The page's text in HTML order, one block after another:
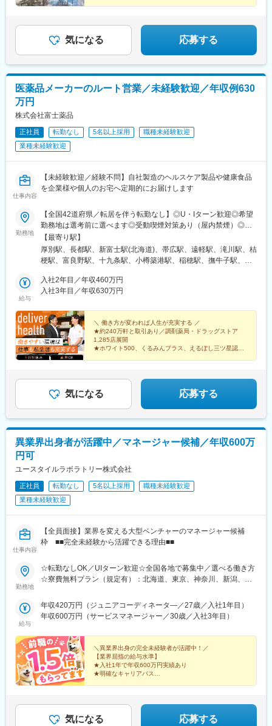
気になる 応募する
医薬品メーカーのルート営業／未経験歓迎／年収例630
万円
株式会社富士薬品
正社員 転勤なし 5名以上採用
職種未経験歓迎
業種未経験歓迎
仕事内容
【未経験歓迎／経験不問】自社製造のヘルスケア製品や健康食品
を企業様や個人のお宅へ定期的にお届けします
勤務地
【全国42道府県／転居を伴う転勤なし】◎U・Iターン歓迎◎希望
勤務地は選考前に選べます◎受動喫煙対策あり（屋内禁煙）◎オ
ンライン面接実施中■北海道・東北北海道／青森／岩手／秋田／山
形／福島■関東茨城／栃木／群馬／神奈川／埼玉／千葉■北陸・甲
信越新潟／富山／石川／福井／長野／山梨■東海静岡／愛知／三重
広島／島根／岡山／山口／徳島／愛媛／香川■九州・沖縄福岡／大
分／宮崎／鹿児島／熊本／長崎／沖縄＜オンライン面接実施中＞
岡県静岡県島田市道悦3-14-2三島営業所：静岡県田方郡函南町肥
田字南中道476中津川営業所：岐阜県中津川市中津川字大西667-1
田辺営業所：和歌山県田辺市三栖字三反田130-5京都北営業所：京
都府京都市北区上賀茂向縄手町16滑川営業所：富山県滑川市柳原
字宮ノ東41-29※詳細は「会社概要」欄HPから
【最寄り駅】
厚別駅、長都駅、新富士駅(北海道)、帯広駅、遠軽駅、滝川駅、桔
梗駅、富良野駅、十九条駅、小樽築港駅、稲穂駅、撫牛子駅、羽
鹿島神宮駅、大宝駅、土浦駅、後台駅、黒磯駅、上今市駅、渋川
駅、太田駅(群馬県)、大森台駅、青堀駅、南与野駅、武蔵高萩駅、
駅、砺波駅、片原町駅(富山県)、速星駅、春江駅、水落駅、しんざ
駅、上越妙高駅、信州中野駅、附属中学前駅、切石駅、岩村田
駅、西上田駅、酒折駅、禾生駅、富士駅、古庄駅、半田駅、荒子
川公園駅、妙興寺駅、六軒駅(三重県)、霞ケ浦駅、光善寺駅、平野
駅(地下鉄)、久米田駅、ケーブル八幡宮山上駅、田村駅、唐崎駅、
出雲市駅、高野駅、西富井駅、周防下郷駅、櫛ケ浜駅、府中駅(徳
島県)、北久米駅、北宇和島駅、伏石駅、下曽根駅、高城駅、杵築
駅、宮崎駅、日向庄内駅、門川駅、志布志駅、日宇駅、玉名駅、
給与
入社2年目／年収460万円
入社3年目／年収630万円
＼ 働き方が変われば人生が充実する ／
★約240万軒と取引あり／調剤薬局・ドラッグストア
1,285店展開
★ホワイト500、くるみんプラス、えるぼし三ツ星認定
気になる 応募する
異業界出身者が活躍中／マネージャー候補／年収600万
円可
ユースタイルラボラトリー株式会社
正社員 転勤なし 5名以上採用
職種未経験歓迎
業種未経験歓迎
仕事内容
【全員面接】業界を変える大型ベンチャーのマネージャー候補
枠 ■■完全未経験から活躍できる理由■■
勤務地
☆転勤なしOK／UIターン歓迎☆全国各地で募集中／選べる働き方
☆寮費無料プラン（規定有）：北海道、東京、神奈川、新潟、三
ス】◇地元採用・転勤なし可■東北／北海道、青森、岩手、宮城、
山形、福島■関東甲信越／茨城、栃木、群馬、埼玉、千葉、東京、
神奈川、新潟、富山、山梨、長野■東海／岐阜、静岡、愛知、三重
山、広島、山口、徳島、香川、愛媛、高知■九州／福岡、佐賀、長
崎、熊本、大分、宮崎、鹿児島、沖縄☆江戸川・川崎・湘南・川
越・香川・徳島・青森・多摩川にて新規オープン★別事業へのキ
ャリアチェンジによる昇格可能☆ページ下部「勤務地の一例」も
ご参照ください【2／全国マネージャーコース】◆全国募集／引越
在地はHP参照⇒養成期間後の勤務地は現在お住まいの地域又はジ
ェネラルマネージャーと相談の上決定◆引越し手当支給・家賃無
給与
年収420万円（ジュニアコーディネータ―／27歳／入社1年目）
年収600万円（サービスマネージャー／30歳／入社3年目）
＼異業界出身の完全未経験者が活躍中！／
【業界屈指の給与水準】
★入社1年で年収600万円実績あり
★明確なキャリアパス
気になる 応募する